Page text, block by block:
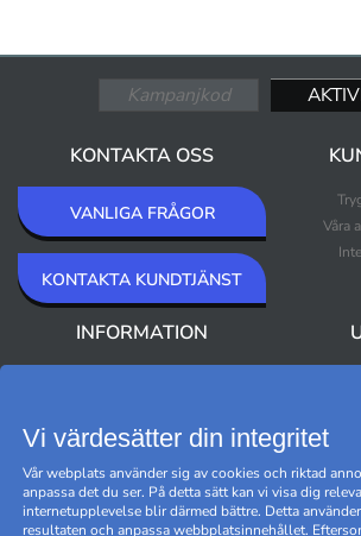
KONTAKTA OSS
VANLIGA FRÅGOR
KONTAKTA KUNDTJÄNST
Våra
INFORMATION
Vi värdesätter din integritet
Vår webplats använder sig av cookies och riktad
anpassa det du ser. På detta sätt kan vi visa dig
internetupplevelse blir därmed bättre. Detta
resultaten och anpassa webbplatsinnehållet.